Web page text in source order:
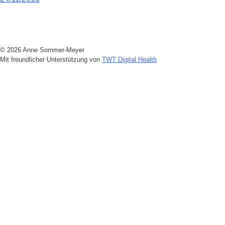
© 2026 Anne Sommer-Meyer
Mit freundlicher Unterstützung von TWT Digital Health